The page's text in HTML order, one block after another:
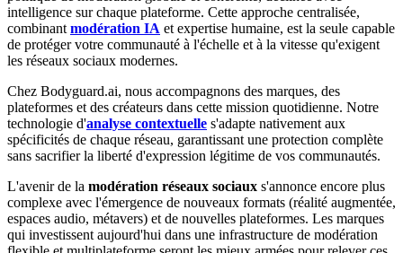
intelligence sur chaque plateforme. Cette approche centralisée,
combinant modération IA et expertise humaine, est la seule capable
de protéger votre communauté à l'échelle et à la vitesse qu'exigent
les réseaux sociaux modernes.
Chez Bodyguard.ai, nous accompagnons des marques, des
plateformes et des créateurs dans cette mission quotidienne. Notre
technologie d'analyse contextuelle s'adapte nativement aux
spécificités de chaque réseau, garantissant une protection complète
sans sacrifier la liberté d'expression légitime de vos communautés.
L'avenir de la modération réseaux sociaux s'annonce encore plus
complexe avec l'émergence de nouveaux formats (réalité augmentée,
espaces audio, métavers) et de nouvelles plateformes. Les marques
qui investissent aujourd'hui dans une infrastructure de modération